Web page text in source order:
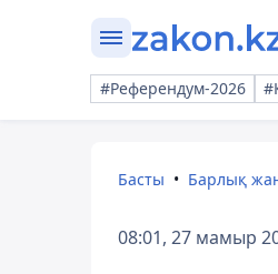
#Референдум-2026
Басты Барлық
08:01, 27 мамыр